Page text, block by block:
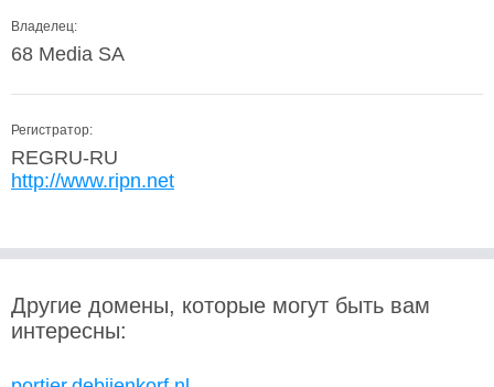
Владелец:
68 Media SA
Регистратор:
REGRU-RU
http://www.ripn.net
Другие домены, которые могут быть вам
интересны: